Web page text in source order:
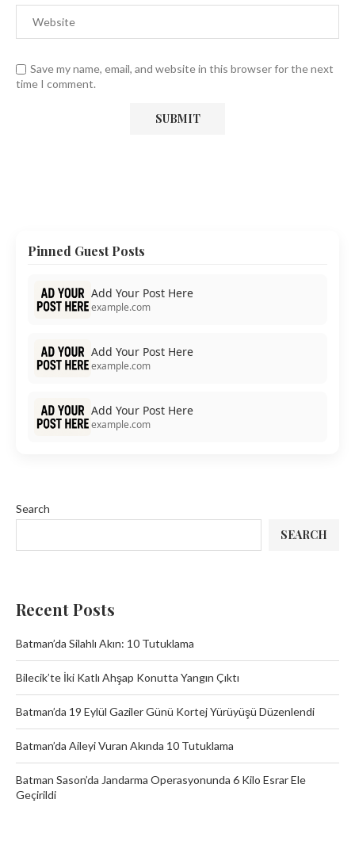
Save my name, email, and website in this browser for the next
time I comment.
Pinned Guest Posts
Add Your Post Here
example.com
Add Your Post Here
example.com
Add Your Post Here
example.com
Search
SEARCH
Recent Posts
Batman’da Silahlı Akın: 10 Tutuklama
Bilecik’te İki Katlı Ahşap Konutta Yangın Çıktı
Batman’da 19 Eylül Gaziler Günü Kortej Yürüyüşü Düzenlendi
Batman’da Aileyi Vuran Akında 10 Tutuklama
Batman Sason’da Jandarma Operasyonunda 6 Kilo Esrar Ele
Geçirildi